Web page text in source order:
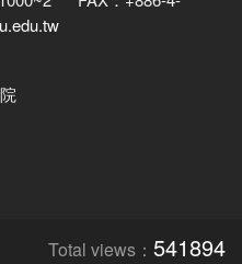
Total views： 541894